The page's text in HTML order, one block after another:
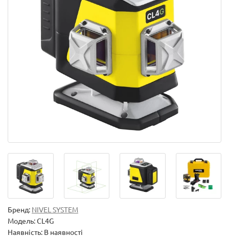
Бренд: NIVEL SYSTEM
Модель:CL4G
Наявність: В наявності